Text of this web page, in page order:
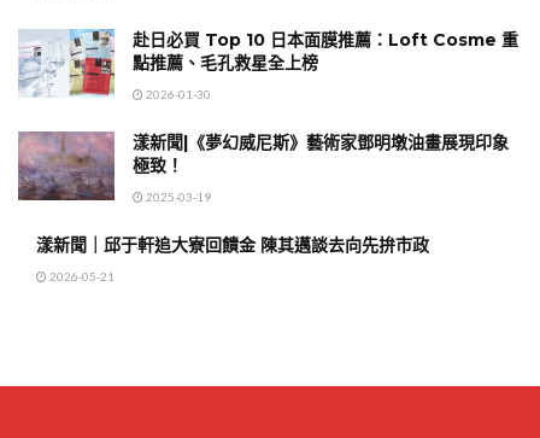
赴日必買 Top 10 日本面膜推薦：Loft Cosme 重
點推薦、毛孔救星全上榜
2026-01-30
漾新聞|《夢幻威尼斯》藝術家鄧明墩油畫展現印象
極致！
2025-03-19
漾新聞｜邱于軒追大寮回饋金 陳其邁談去向先拚市政
2026-05-21